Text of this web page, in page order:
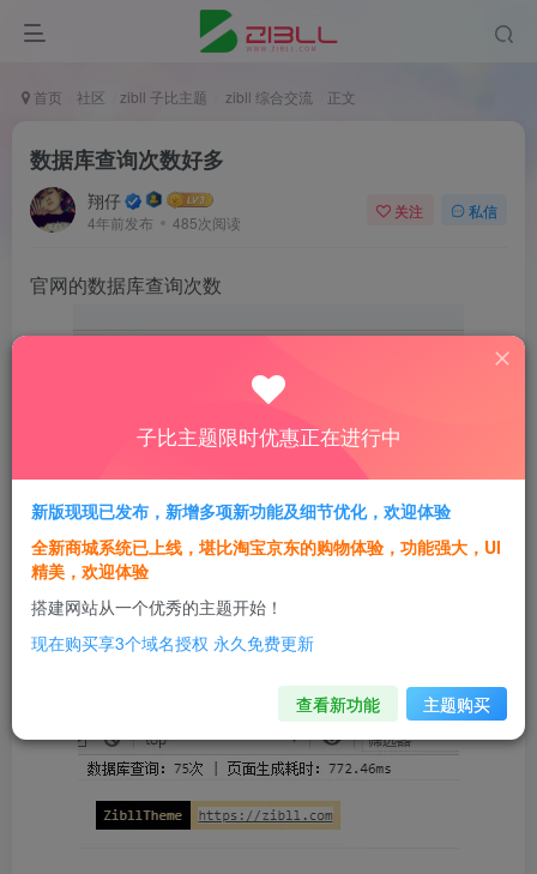
首页 社区 zibll 子比主题 zibll 综合交流 正文
数据库查询次数好多
翔仔
4年前发布 485次阅读
关注 私信
官网的数据库查询次数
我的网站数据库查询次数为啥每次这么多小服务器多刷
新几次的话都坚持不住。。
这个是问题吗怎么样能控制好一点 …
子比主题限时优惠正在进行中
新版现现已发布，新增多项新功能及细节优化，欢迎体验
全新商城系统已上线，堪比淘宝京东的购物体验，功能强大，UI
精美，欢迎体验
搭建网站从一个优秀的主题开始！
现在购买享3个域名授权 永久免费更新
查看新功能 主题购买